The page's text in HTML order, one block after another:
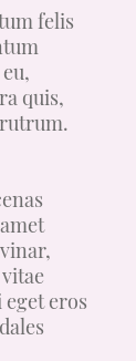
felis
quis,
eros